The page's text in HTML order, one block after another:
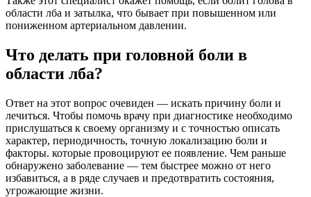
области лба и затылка, что бывает при повышенном или
пониженном артериальном давлении.
Что делать при головной боли в
области лба?
Ответ на этот вопрос очевиден — искать причину боли и
лечиться. Чтобы помочь врачу при диагностике необходимо
прислушаться к своему организму и с точностью описать
характер, периодичность, точную локализацию боли и
факторы. которые провоцируют ее появление. Чем раньше
обнаружено заболевание — тем быстрее можно от него
избавиться, а в ряде случаев и предотвратить состояния,
угрожающие жизни.